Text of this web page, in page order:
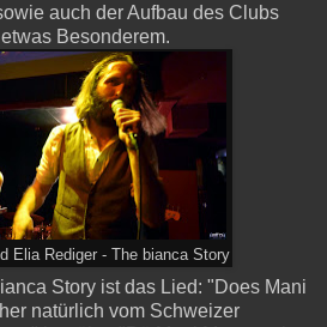
auch der Aufbau des Clubs
Besonderem.
Elia Rediger - The bianca Story
Story ist das Lied: "Does Mani
natürlich vom Schweizer